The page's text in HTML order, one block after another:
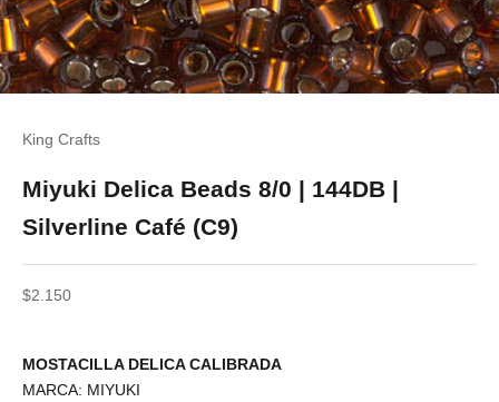
King Crafts
Miyuki Delica Beads 8/0 | 144DB |
Silverline Café (C9)
Precio de oferta
$2.150
MOSTACILLA DELICA CALIBRADA
MARCA: MIYUKI